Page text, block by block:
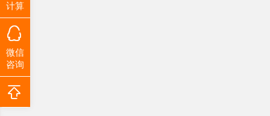
计算
微信
咨询